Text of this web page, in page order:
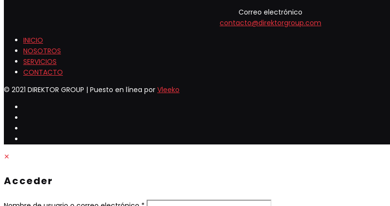
Correo electrónico
contacto@direktorgroup.com
INICIO
NOSOTROS
SERVICIOS
CONTACTO
© 2021 DIREKTOR GROUP | Puesto en línea por Vleeko
✕
Acceder